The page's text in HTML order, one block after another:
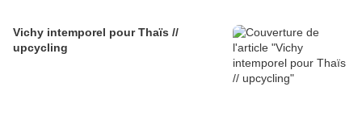
Vichy intemporel pour Thaïs //
upcycling